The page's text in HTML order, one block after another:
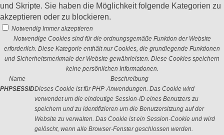
und Skripte. Sie haben die Möglichkeit folgende Kategorien zu
akzeptieren oder zu blockieren.
Notwendig Immer akzeptieren
Notwendige Cookies sind für die ordnungsgemäße Funktion der Website
erforderlich. Diese Kategorie enthält nur Cookies, die grundlegende Funktionen
und Sicherheitsmerkmale der Website gewährleisten. Diese Cookies speichern
keine persönlichen Informationen.
Name
Beschreibung
PHPSESSIDDieses Cookie ist für PHP-Anwendungen. Das Cookie wird
verwendet um die eindeutige Session-ID eines Benutzers zu
speichern und zu identifizieren um die Benutzersitzung auf der
Website zu verwalten. Das Cookie ist ein Session-Cookie und wird
gelöscht, wenn alle Browser-Fenster geschlossen werden.